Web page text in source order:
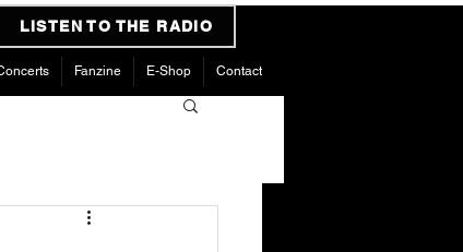
LISTEN TO THE RADIO
Fanzine E-Shop Contact